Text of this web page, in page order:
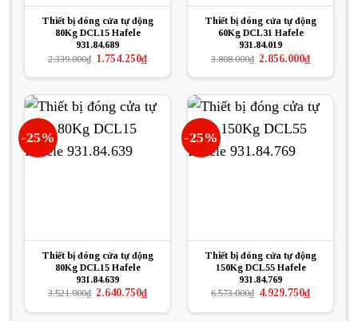
Thiết bị đóng cửa tự động
80Kg DCL15 Hafele
931.84.689
2.339.000₫ Giá
là:
1.754.250₫Giá
hiện
tại
1.754.250₫.
Thiết bị đóng cửa tự động
60Kg DCL31 Hafele
931.84.019
3.808.000₫ Giá
là:
2.856.000₫Giá
hiện
tại
2.856.000₫.
-25%
Thiết bị đóng cửa tự động
80Kg DCL15 Hafele
931.84.639
3.521.000₫ Giá
là:
2.640.750₫Giá
hiện
tại
-25%
Thiết bị đóng cửa tự động
150Kg DCL55 Hafele
931.84.769
6.573.000₫ Giá
là:
4.929.750₫Giá
hiện
tại